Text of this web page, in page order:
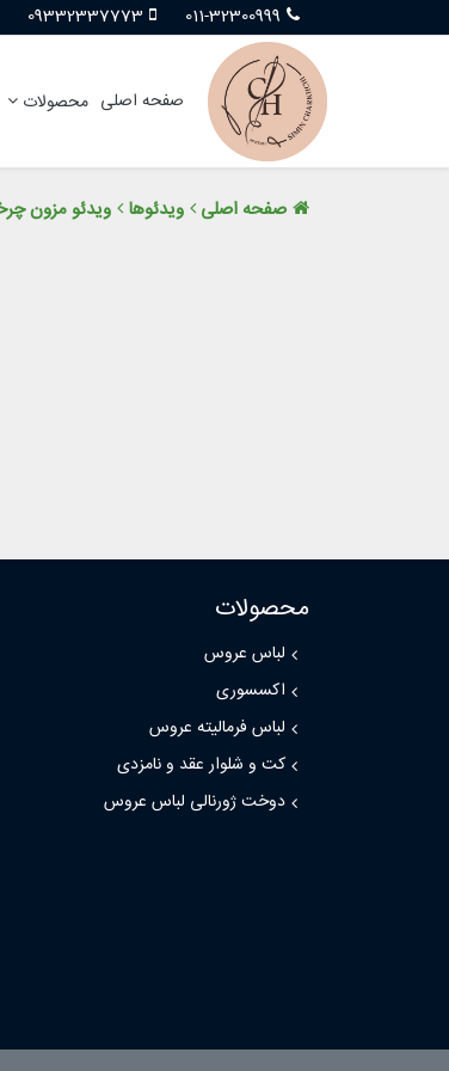
011-32300999
09332337773
صفحه اصلی محصولات
صفحه اصلی ویدئوها ویدئو مزون
محصولات
لباس عروس
اکسسوری
لباس فرمالیته عروس
کت و شلوار عقد و نامزدی
دوخت ژورنالی لباس عروس